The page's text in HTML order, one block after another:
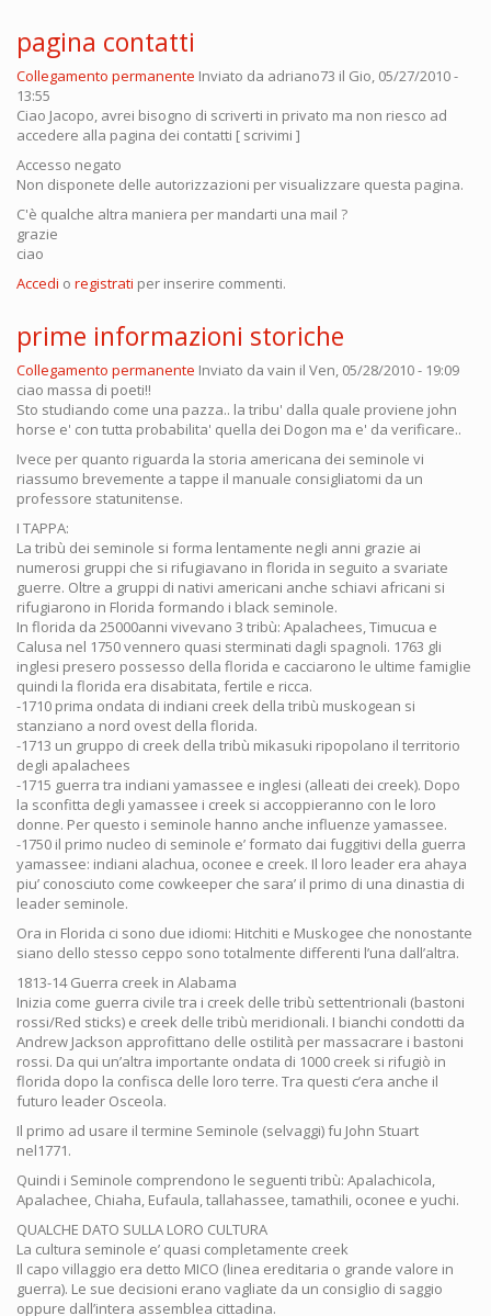
pagina contatti
Collegamento permanente Inviato da adriano73 il Gio, 05/27/2010 -
13:55
Ciao Jacopo, avrei bisogno di scriverti in privato ma non riesco ad
accedere alla pagina dei contatti [ scrivimi ]
Accesso negato
Non disponete delle autorizzazioni per visualizzare questa pagina.
C'è qualche altra maniera per mandarti una mail ?
grazie
ciao
Accedi o registrati per inserire commenti.
prime informazioni storiche
Collegamento permanente Inviato da vain il Ven, 05/28/2010 - 19:09
ciao massa di poeti!!
Sto studiando come una pazza.. la tribu' dalla quale proviene john
horse e' con tutta probabilita' quella dei Dogon ma e' da verificare..
Ivece per quanto riguarda la storia americana dei seminole vi
riassumo brevemente a tappe il manuale consigliatomi da un
professore statunitense.
I TAPPA:
La tribù dei seminole si forma lentamente negli anni grazie ai
numerosi gruppi che si rifugiavano in florida in seguito a svariate
guerre. Oltre a gruppi di nativi americani anche schiavi africani si
rifugiarono in Florida formando i black seminole.
In florida da 25000anni vivevano 3 tribù: Apalachees, Timucua e
Calusa nel 1750 vennero quasi sterminati dagli spagnoli. 1763 gli
inglesi presero possesso della florida e cacciarono le ultime famiglie
quindi la florida era disabitata, fertile e ricca.
-1710 prima ondata di indiani creek della tribù muskogean si
stanziano a nord ovest della florida.
-1713 un gruppo di creek della tribù mikasuki ripopolano il territorio
degli apalachees
-1715 guerra tra indiani yamassee e inglesi (alleati dei creek). Dopo
la sconfitta degli yamassee i creek si accoppieranno con le loro
donne. Per questo i seminole hanno anche influenze yamassee.
-1750 il primo nucleo di seminole e’ formato dai fuggitivi della guerra
yamassee: indiani alachua, oconee e creek. Il loro leader era ahaya
piu’ conosciuto come cowkeeper che sara’ il primo di una dinastia di
leader seminole.
Ora in Florida ci sono due idiomi: Hitchiti e Muskogee che nonostante
siano dello stesso ceppo sono totalmente differenti l’una dall’altra.
1813-14 Guerra creek in Alabama
Inizia come guerra civile tra i creek delle tribù settentrionali (bastoni
rossi/Red sticks) e creek delle tribù meridionali. I bianchi condotti da
Andrew Jackson approfittano delle ostilità per massacrare i bastoni
rossi. Da qui un’altra importante ondata di 1000 creek si rifugiò in
florida dopo la confisca delle loro terre. Tra questi c’era anche il
futuro leader Osceola.
Il primo ad usare il termine Seminole (selvaggi) fu John Stuart
nel1771.
Quindi i Seminole comprendono le seguenti tribù: Apalachicola,
Apalachee, Chiaha, Eufaula, tallahassee, tamathili, oconee e yuchi.
QUALCHE DATO SULLA LORO CULTURA
La cultura seminole e’ quasi completamente creek
Il capo villaggio era detto MICO (linea ereditaria o grande valore in
guerra). Le sue decisioni erano vagliate da un consiglio di saggio
oppure dall’intera assemblea cittadina.